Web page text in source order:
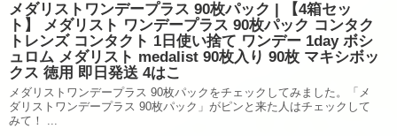
メダリストワンデープラス 90枚パック | 【4箱セッ
ト】 メダリスト ワンデープラス 90枚パック コンタク
トレンズ コンタクト 1日使い捨て ワンデー 1day ボシ
ュロム メダリスト medalist 90枚入り 90枚 マキシボッ
クス 徳用 即日発送 4はこ
メダリストワンデープラス 90枚パックをチェックしてみました。「メ
ダリストワンデープラス 90枚パック」がピンと来た人はチェックして
みて！ ...